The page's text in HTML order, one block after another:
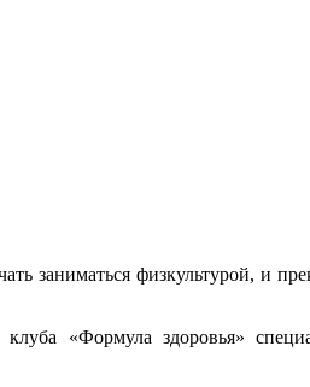
заниматься физкультурой, и
«Формула здоровья»